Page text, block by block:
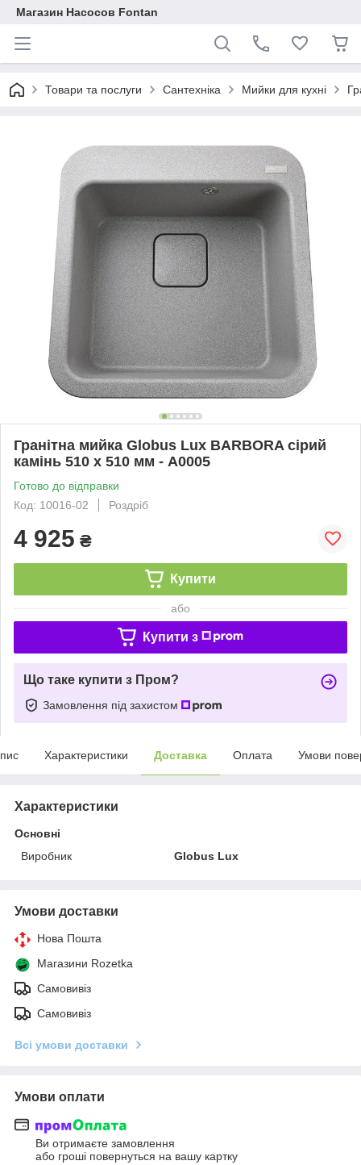
Магазин Насосов Fontan
Товари та послуги Сантехніка Мийки для кухні
Гранітна мийка Globus Lux BARBORA сiрий
камiнь 510 x 510 мм - А0005
Готово до відправки
Код: 10016-02
Роздріб
4 925 ₴
Купити
або
Купити з
Що таке купити з Пром?
Замовлення під захистом
Характеристики Доставка Оплата Умови
Характеристики
Основні
Виробник
Globus Lux
Умови доставки
Нова Пошта
Магазини Rozetka
Самовивіз
Самовивіз
Всі умови доставки
Умови оплати
Ви отримаєте замовлення
або гроші повернуться на вашу картку